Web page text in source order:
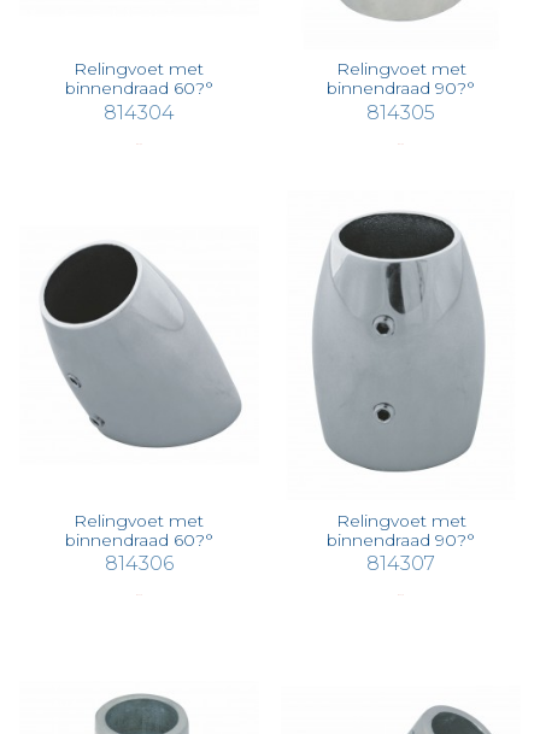
Relingvoet met
binnendraad 60?°
814304
Relingvoet met
binnendraad 90?°
814305
Relingvoet met
binnendraad 60?°
814306
Relingvoet met
binnendraad 90?°
814307